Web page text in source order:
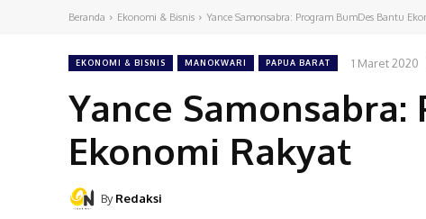
Beranda Ekonomi & Bisnis Yance Samonsabra: Program BumDes Bantu
EKONOMI & BISNIS MANOKWARI PAPUA BARAT 1 Maret 2020
Yance
Ekonomi Rakyat
By Redaksi